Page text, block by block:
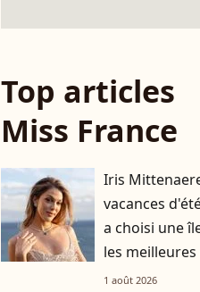
Top articles
Miss France
Iris
vacances
a choisi une
les
1 août 2026